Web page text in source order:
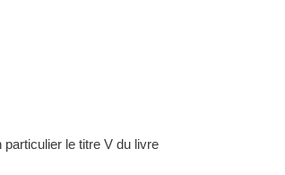
le titre V du livre